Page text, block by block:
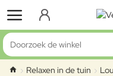
Doorzoek de winkel
Relaxen in de tuin